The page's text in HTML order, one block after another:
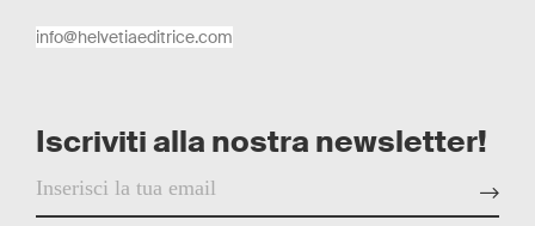
info@helvetiaeditrice.com
Iscriviti alla nostra newsletter!